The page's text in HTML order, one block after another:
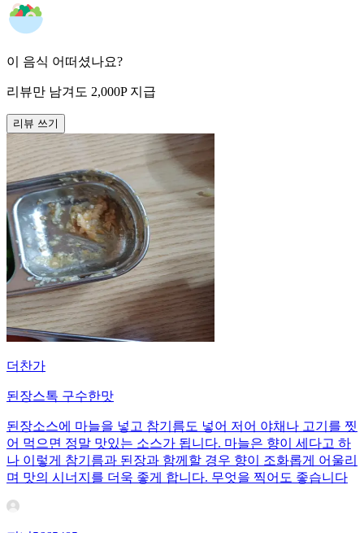
이 음식 어떠셨나요?
리뷰만 남겨도 2,000P 지급
리뷰 쓰기
더찬가
된장스톡 구수한맛
된장소스에 마늘을 넣고 참기름도 넣어 저어 야채나 고기를 찟
어 먹으면 정말 맛있는 소스가 됩니다. 마늘은 향이 세다고 하
나 이렇게 참기름과 된장과 함께할 경우 향이 조화롭게 어울리
며 맛의 시너지를 더욱 좋게 합니다. 무엇을 찍어도 좋습니다